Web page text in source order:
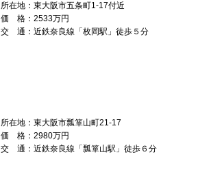
所在地：東大阪市五条町1-17付近
価 格：2533万円
交 通：近鉄奈良線「枚岡駅」徒歩５分
所在地：東大阪市瓢箪山町21-17
価 格：2980万円
交 通：近鉄奈良線「瓢箪山駅」徒歩６分